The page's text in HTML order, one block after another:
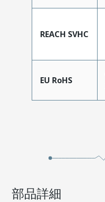
REACH SVHC
EU RoHS
部品詳細